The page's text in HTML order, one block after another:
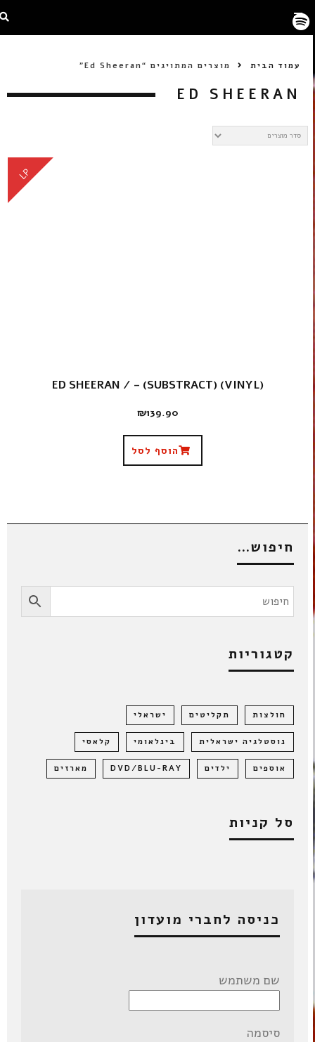
עמוד הבית מוצרים המתויגים “Ed Sheeran”
ED SHEERAN
LP
ED SHEERAN / – (SUBSTRACT) (VINYL)
₪139.90
הוסף לסל
חיפוש…
קטגוריות
חולצות תקליטים ישראלי
נוסטלגיה ישראלית בינלאומי קלאסי
אוספים ילדים DVD/BLU-RAY מארזים
סל קניות
כניסה לחברי מועדון
שם משתמש
סיסמה